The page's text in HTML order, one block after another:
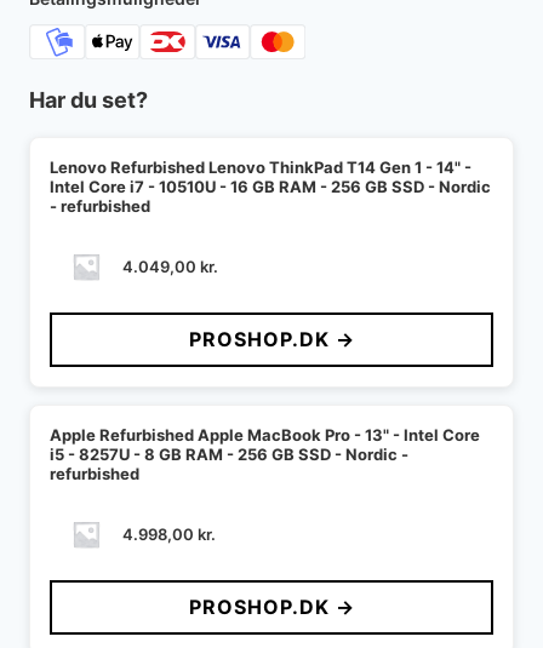
Har du set?
Lenovo Refurbished Lenovo ThinkPad T14 Gen 1 - 14" -
Intel Core i7 - 10510U - 16 GB RAM - 256 GB SSD - Nordic
- refurbished
4.049,00 kr.
PROSHOP.DK →
Apple Refurbished Apple MacBook Pro - 13" - Intel Core
i5 - 8257U - 8 GB RAM - 256 GB SSD - Nordic -
refurbished
4.998,00 kr.
PROSHOP.DK →